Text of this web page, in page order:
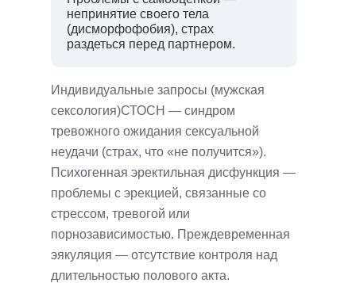
непринятие своего тела
(дисморфофобия), страх
раздеться перед партнером.
Индивидуальные запросы (мужская
сексология)СТОСН — синдром
тревожного ожидания сексуальной
неудачи (страх, что «не получится»).
Психогенная эректильная дисфункция —
проблемы с эрекцией, связанные со
стрессом, тревогой или
порнозависимостью. Преждевременная
эякуляция — отсутствие контроля над
длительностью полового акта.